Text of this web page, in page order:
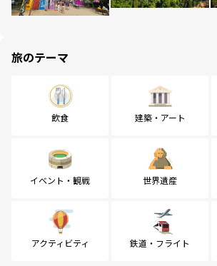
旅のテーマ
飲食 建築・アート
イベント・観戦 世界遺産
アクティビティ 鉄道・フライト